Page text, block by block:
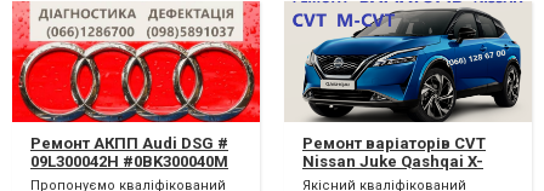
Ремонт АКПП Audi DSG #
09L300042H #0BK300040M
0AW,LDV,LDU,0D9,LZL,LHL#
Пропонуємо кваліфікований
Ремонт варіаторів CVT
Nissan Juke Qashqai X-
trail JF010 JF011 JF015
Якісний кваліфікований